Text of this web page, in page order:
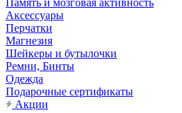
Память и мозговая активность
Аксессуары
Перчатки
Магнезия
Шейкеры и бутылочки
Ремни, Бинты
Одежда
Подарочные сертификаты
Акции